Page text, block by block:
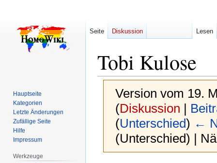
Tobi Kulose
Version vom 19.
(Diskussion |
(Unterschied) ←
(Unterschied) |
Seite Diskussion Lesen
Hauptseite
Kategorien
Letzte Änderungen
Zufällige Seite
Hilfe
Impressum
Werkzeuge